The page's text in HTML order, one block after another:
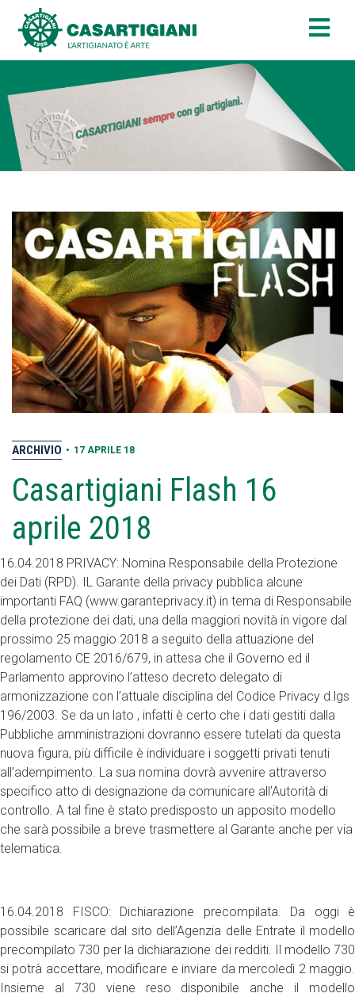
ARCHIVIO • 17 APRILE 18
Casartigiani Flash 16
aprile 2018
16.04.2018 PRIVACY: Nomina Responsabile della Protezione
dei Dati (RPD). IL Garante della privacy pubblica alcune
importanti FAQ (www.garanteprivacy.it) in tema di Responsabile
della protezione dei dati, una della maggiori novità in vigore dal
prossimo 25 maggio 2018 a seguito della attuazione del
regolamento CE 2016/679, in attesa che il Governo ed il
Parlamento approvino l’atteso decreto delegato di
armonizzazione con l’attuale disciplina del Codice Privacy d.lgs
196/2003. Se da un lato , infatti è certo che i dati gestiti dalla
Pubbliche amministrazioni dovranno essere tutelati da questa
nuova figura, più difficile è individuare i soggetti privati tenuti
all’adempimento. La sua nomina dovrà avvenire attraverso
specifico atto di designazione da comunicare all’Autorità di
controllo. A tal fine è stato predisposto un apposito modello
che sarà possibile a breve trasmettere al Garante anche per via
telematica.
16.04.2018 FISCO: Dichiarazione precompilata. Da oggi è
possibile scaricare dal sito dell’Agenzia delle Entrate il modello
precompilato 730 per la dichiarazione dei redditi. Il modello 730
si potrà accettare, modificare e inviare da mercoledì 2 maggio.
Insieme al 730 viene reso disponibile anche il modello